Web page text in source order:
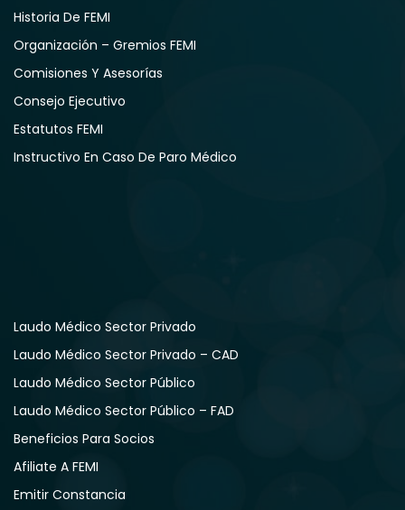
Historia De FEMI
Organización – Gremios FEMI
Comisiones Y Asesorías
Consejo Ejecutivo
Estatutos FEMI
Instructivo En Caso De Paro Médico
Laudo Médico Sector Privado
Laudo Médico Sector Privado – CAD
Laudo Médico Sector Público
Laudo Médico Sector Público – FAD
Beneficios Para Socios
Afiliate A FEMI
Emitir Constancia